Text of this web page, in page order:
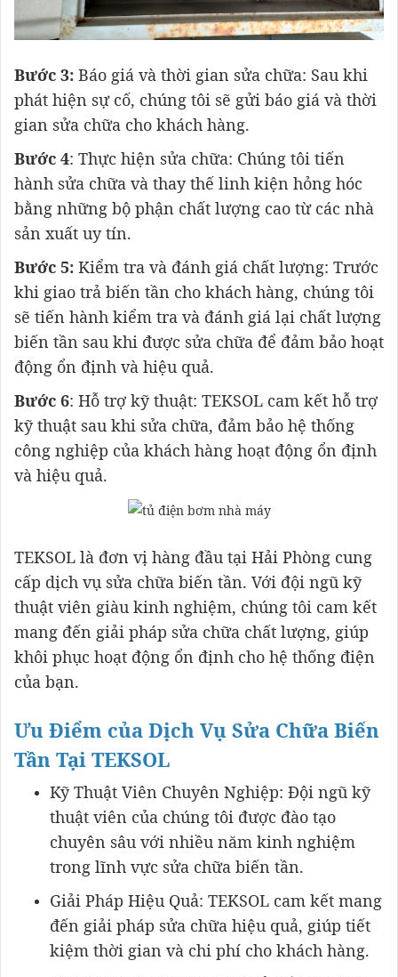
Bước 3: Báo giá và thời gian sửa chữa: Sau khi
phát hiện sự cố, chúng tôi sẽ gửi báo giá và thời
gian sửa chữa cho khách hàng.
Bước 4: Thực hiện sửa chữa: Chúng tôi tiến
hành sửa chữa và thay thế linh kiện hỏng hóc
bằng những bộ phận chất lượng cao từ các nhà
sản xuất uy tín.
Bước 5: Kiểm tra và đánh giá chất lượng: Trước
khi giao trả biến tần cho khách hàng, chúng tôi
sẽ tiến hành kiểm tra và đánh giá lại chất lượng
biến tần sau khi được sửa chữa để đảm bảo hoạt
động ổn định và hiệu quả.
Bước 6: Hỗ trợ kỹ thuật: TEKSOL cam kết hỗ trợ
kỹ thuật sau khi sửa chữa, đảm bảo hệ thống
công nghiệp của khách hàng hoạt động ổn định
và hiệu quả.
TEKSOL là đơn vị hàng đầu tại Hải Phòng cung
cấp dịch vụ sửa chữa biến tần. Với đội ngũ kỹ
thuật viên giàu kinh nghiệm, chúng tôi cam kết
mang đến giải pháp sửa chữa chất lượng, giúp
khôi phục hoạt động ổn định cho hệ thống điện
của bạn.
Ưu Điểm của Dịch Vụ Sửa Chữa Biến
Tần Tại TEKSOL
Kỹ Thuật Viên Chuyên Nghiệp: Đội ngũ kỹ
thuật viên của chúng tôi được đào tạo
chuyên sâu với nhiều năm kinh nghiệm
trong lĩnh vực sửa chữa biến tần.
Giải Pháp Hiệu Quả: TEKSOL cam kết mang
đến giải pháp sửa chữa hiệu quả, giúp tiết
kiệm thời gian và chi phí cho khách hàng.